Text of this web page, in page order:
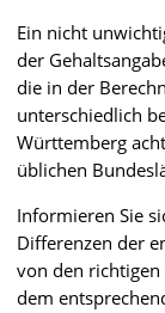
Ein nicht
der
die in der
unterschiedlich
Württemberg
üblichen
Informieren Sie
Differenzen der
von den
dem